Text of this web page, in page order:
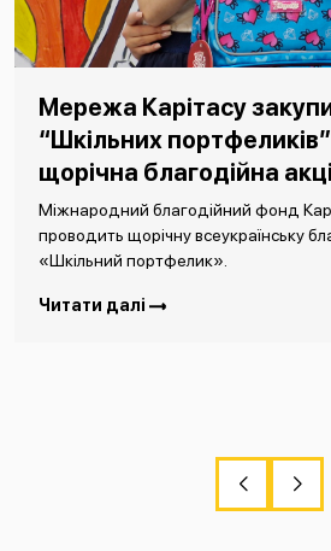
Мережа Карітасу
“Шкільних
щорічна благодійна
Міжнародний благодійний фонд
проводить щорічну всеукраїнську
«Шкільний портфелик».
Читати далі